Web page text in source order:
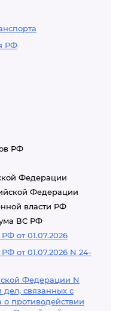
РФ
РФ
Федерации
Федерации
власти РФ
ВС РФ
от 01.07.2026
от 01.07.2026 N 24-
Федерации N
дел, связанных с
о противодействии